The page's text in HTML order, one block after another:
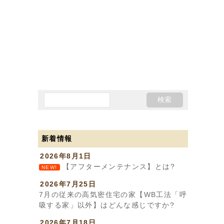
新着情報
2026年8月1日
NEW! 【アフターメンテナンス】とは?
2026年7月25日
7月の従来の高気密住宅の家【WB工法「呼
吸する家」以外】はどんな感じですか?